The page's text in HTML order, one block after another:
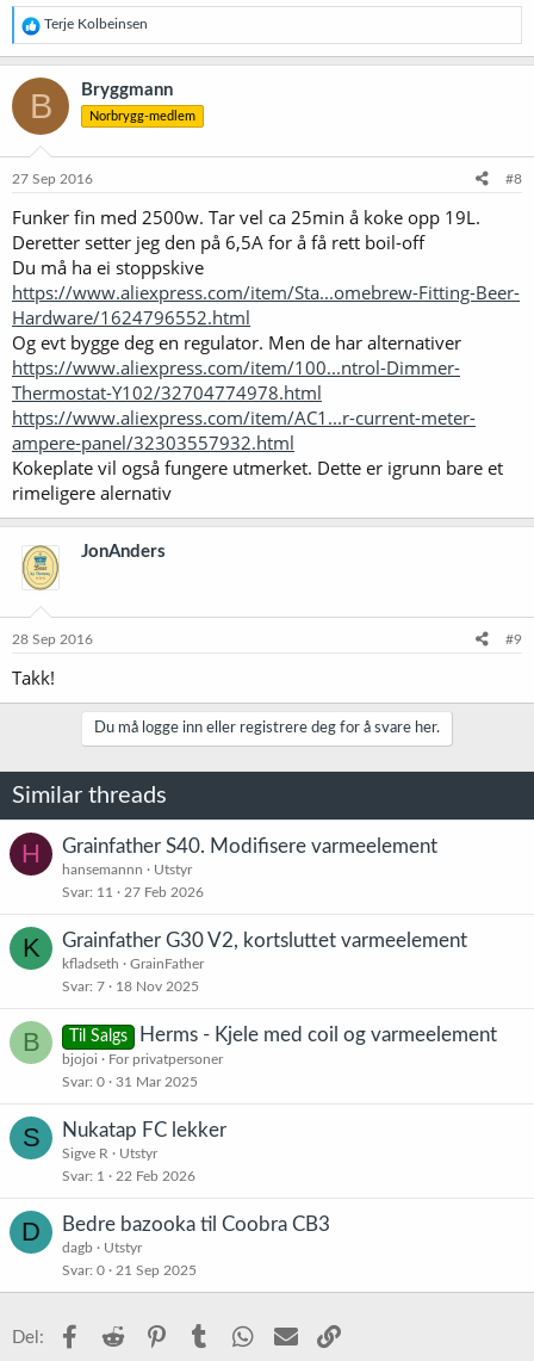
R
e
a
k
s
j
o
e
:
Terje Kolbeinsen
B Bryggmann
Norbrygg-medlem
27 Sep 2016 #8
Funker fin med 2500w. Tar vel ca 25min å koke opp 19L.
Deretter setter jeg den på 6,5A for å få rett boil-off
Du må ha ei stoppskive
https://www.aliexpress.com/item/Sta...omebrew-Fitting-Beer-
Hardware/1624796552.html
Og evt bygge deg en regulator. Men de har alternativer
https://www.aliexpress.com/item/100...ntrol-Dimmer-
Thermostat-Y102/32704774978.html
https://www.aliexpress.com/item/AC1...r-current-meter-
ampere-panel/32303557932.html
Kokeplate vil også fungere utmerket. Dette er igrunn bare et
rimeligere alernativ
JonAnders
28 Sep 2016 #9
Takk!
Du må logge inn eller registrere deg for å svare her.
Similar threads
H Grainfather S40. Modifisere varmeelement
hansemannn
Utstyr
Svar 11 27 Feb 2026
K Grainfather G30 V2, kortsluttet varmeelement
kfladseth
GrainFather
Svar 7 18 Nov 2025
B Til Salgs Herms - Kjele med coil og varmeelement
bjojoi
For privatpersoner
Svar 0 31 Mar 2025
S Nukatap FC lekker
Sigve R
Utstyr
Svar 1 22 Feb 2026
D Bedre bazooka til Coobra CB3
dagb
Utstyr
Svar 0 21 Sep 2025
Del: Facebook
Reddit PinterestTumblr WhatsApp
E-post